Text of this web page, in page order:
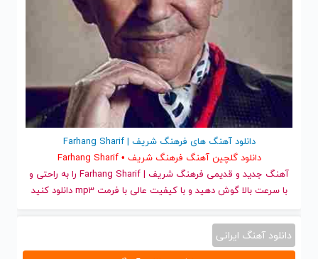
دانلود آهنگ های فرهنگ شریف | Farhang Sharif
دانلود گلچین آهنگ فرهنگ شریف • Farhang Sharif
آهنگ جدید
و قدیمی فرهنگ شریف | Farhang Sharif را به راحتی و
با سرعت بالا گوش دهید و با کیفیت عالی با فرمت mp3 دانلود کنید
دانلود آهنگ ایرانی